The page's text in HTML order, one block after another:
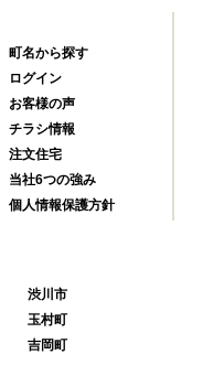
町名から探す
ログイン
お客様の声
チラシ情報
注文住宅
当社6つの強み
個人情報保護方針
渋川市
玉村町
吉岡町